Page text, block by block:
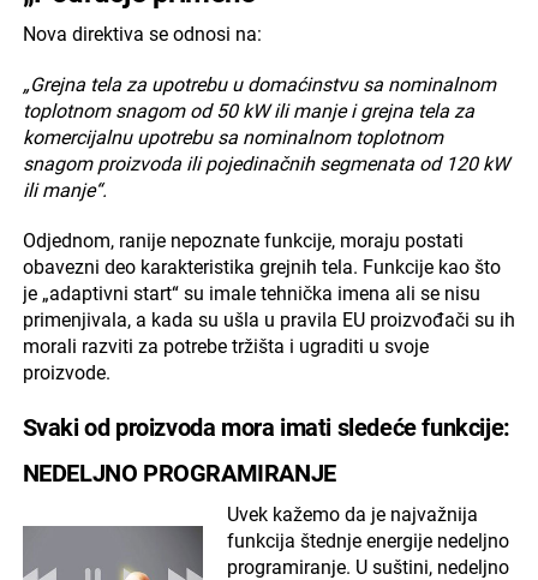
Nova direktiva se odnosi na:
„Grejna tela za upotrebu u domaćinstvu sa nominalnom
toplotnom snagom od 50 kW ili manje i grejna tela za
komercijalnu upotrebu sa nominalnom toplotnom
snagom proizvoda ili pojedinačnih segmenata od 120 kW
ili manje“.
Odjednom, ranije nepoznate funkcije, moraju postati
obavezni deo karakteristika grejnih tela. Funkcije kao što
je „adaptivni start“ su imale tehnička imena ali se nisu
primenjivala, a kada su ušla u pravila EU proizvođači su ih
morali razviti za potrebe tržišta i ugraditi u svoje
proizvode.
Svaki od proizvoda mora imati sledeće funkcije:
NEDELJNO PROGRAMIRANJE
Uvek kažemo da je najvažnija
funkcija štednje energije nedeljno
programiranje. U suštini, nedeljno